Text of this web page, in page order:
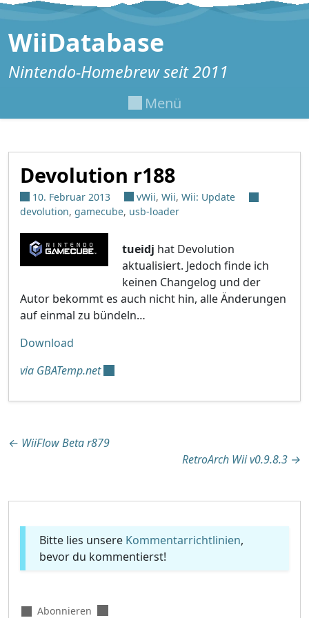
Zum Inhalt springen
WiiDatabase
Nintendo-Homebrew seit 2011
Menü
Devolution r188
10. Februar 2013 vWii, Wii, Wii: Update
devolution, gamecube, usb-loader
tueidj hat Devolution
aktualisiert. Jedoch finde ich
keinen Changelog und der
Autor bekommt es auch nicht hin, alle Änderungen
auf einmal zu bündeln…
Download
via GBATemp.net
Beitragsnavigation
← WiiFlow Beta r879
RetroArch Wii v0.9.8.3 →
Bitte lies unsere Kommentarrichtlinien,
bevor du kommentierst!
Abonnieren